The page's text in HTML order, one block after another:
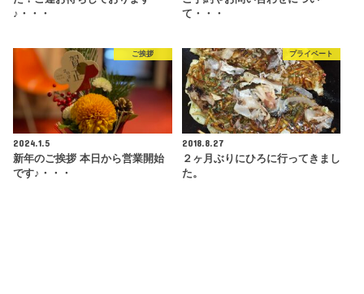
♪・・・
て・・・
ご挨拶
2024.1.5
新年のご挨拶 本日から営業開始
です♪・・・
プライベート
2018.8.27
２ヶ月ぶりにひろに行ってきまし
た。